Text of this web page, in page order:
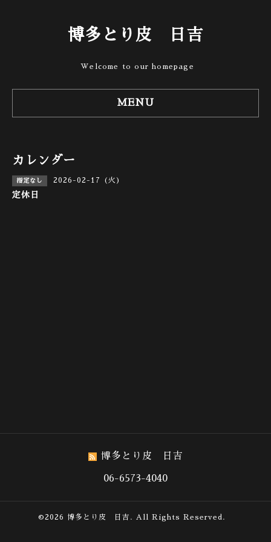
博多とり皮 日吉
Welcome to our homepage
MENU
カレンダー
指定なし 2026-02-17 (火)
定休日
博多とり皮 日吉
06-6573-4040
©2026 博多とり皮 日吉 . All Rights Reserved.